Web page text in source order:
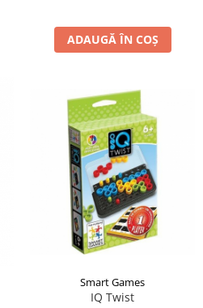
ADAUGĂ ÎN COȘ
Smart Games
IQ Twist